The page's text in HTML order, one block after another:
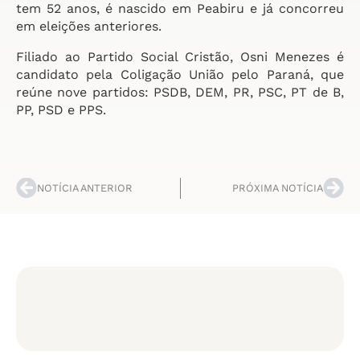
tem 52 anos, é nascido em Peabiru e já concorreu
em eleições anteriores.
Filiado ao Partido Social Cristão, Osni Menezes é
candidato pela Coligação União pelo Paraná, que
reúne nove partidos: PSDB, DEM, PR, PSC, PT de B,
PP, PSD e PPS.
NOTÍCIA ANTERIOR PRÓXIMA NOTÍCIA